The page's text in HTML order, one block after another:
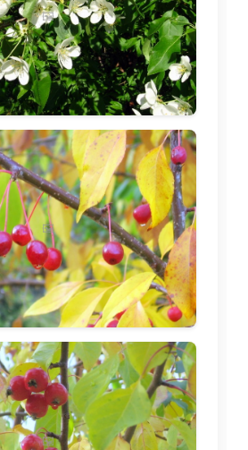
🖼️
🖼️
🖼️